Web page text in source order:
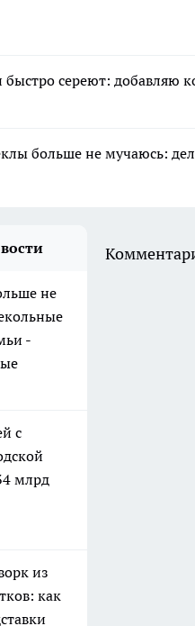
сереют: добавляю
больше не мучаюсь:
не
-
с
млрд
из
как